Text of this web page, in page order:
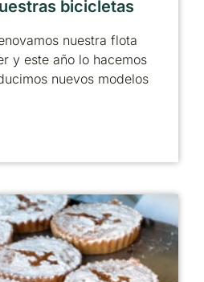
bicicletas
nuestra flota
y este año lo hacemos
nuevos modelos